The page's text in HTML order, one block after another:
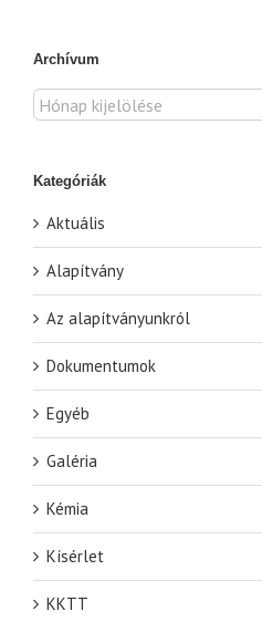
Archívum
Archívum
Kategóriák
Aktuális
Alapítvány
Az alapítványunkról
Dokumentumok
Egyéb
Galéria
Kémia
Kísérlet
KKTT